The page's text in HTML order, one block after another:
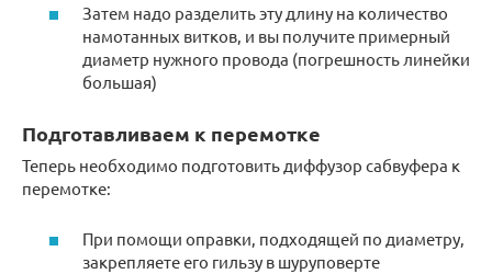
Затем надо разделить эту длину на количество
намотанных витков, и вы получите примерный
диаметр нужного провода (погрешность линейки
большая)
Подготавливаем к перемотке
Теперь необходимо подготовить диффузор сабвуфера к
перемотке:
При помощи оправки, подходящей по диаметру,
закрепляете его гильзу в шуруповерте